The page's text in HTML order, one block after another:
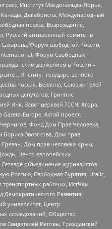
Институт Макдональда-Лорье,
Декабристы, Международный
пресса, Возрождение,
Русский антивоенный комитет в
Форум свободной России,
Форум Свободных
движением в России –
Институт государственного
Россия, Беллона, Союз жителей
депутатов, Гринпис
Инк, Завет церквей TCCN, Агора,
Europe, Алтай проект,
Фонд Дом Прав Человека,
Бориса Звозскова, Дом прав
Дом прав человека Крым,
Центр европейских
объединение журналистов
Россию, Свободная Бурятия, Uralic,
рабочих, ИстЧам
Развития,
университет, Центр
исследований, Общество
Свидетелей Иеговы, Гражданский